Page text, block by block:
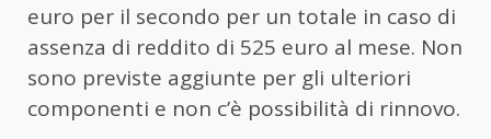
euro per il secondo per un totale in caso di
assenza di reddito di 525 euro al mese. Non
sono previste aggiunte per gli ulteriori
componenti e non c’è possibilità di rinnovo.